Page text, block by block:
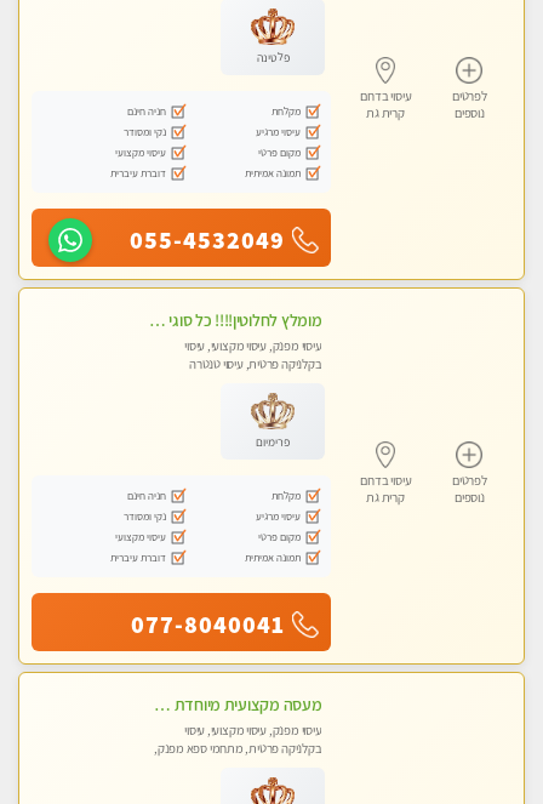
לפרטים
נוספים
עיסוי בדרום
קרית גת
פלטינה
מקלחת
חניה חינם
עיסוי מרגיע
נקי ומסודר
מקום פרטי
עיסוי מקצועי
תמונה אמיתית
דוברת עיברית
055-4532049
לפרטים
נוספים
עיסוי בדרום
קרית גת
מומלץ לחלוטין!!!! כל סוגי העיסויים מעסה מקצועית ואיכותית פרטי!!!
עיסוי מפנק, עיסוי מקצועי, עיסוי
בקלניקה פרטית, עיסוי טנטרה
פרימיום
מקלחת
חניה חינם
עיסוי מרגיע
נקי ומסודר
מקום פרטי
עיסוי מקצועי
תמונה אמיתית
דוברת עיברית
077-8040041
מעסה מקצועית מיוחדת צעירה ואיכותית פרטי!!!- Highly recommended
עיסוי מפנק, עיסוי מקצועי, עיסוי
בקלניקה פרטית, מתחמי ספא מפנק,